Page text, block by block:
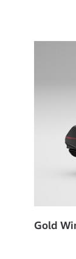
Gold